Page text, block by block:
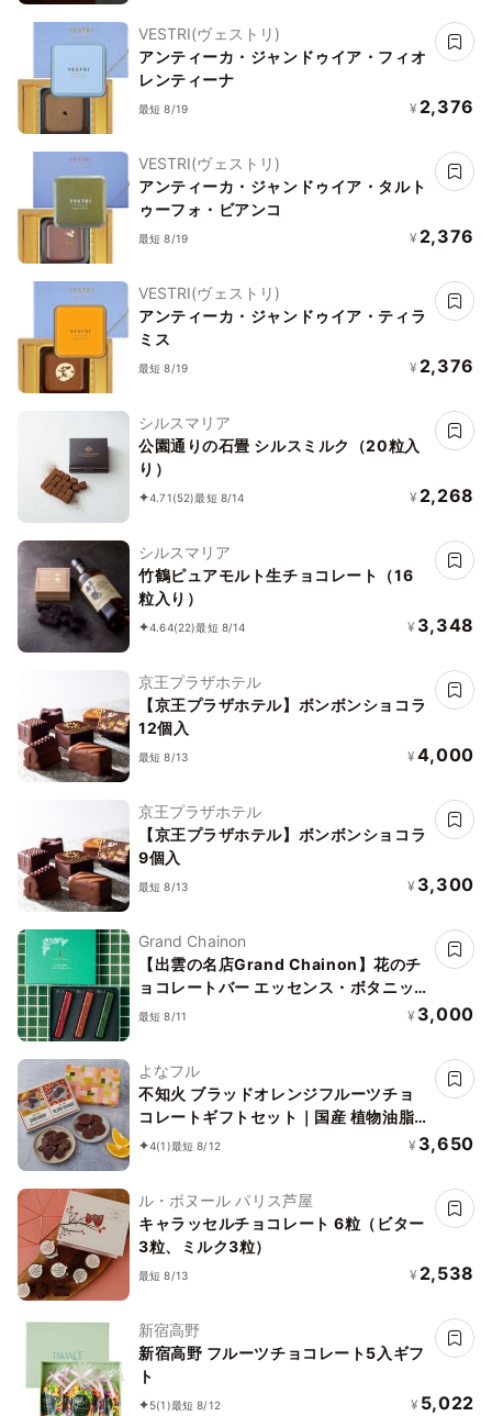
VESTRI(ヴェストリ)
アンティーカ・ジャンドゥイア・フィオ
レンティーナ
最短 8/19 ¥ 2,376
VESTRI(ヴェストリ)
アンティーカ・ジャンドゥイア・タルト
ゥーフォ・ビアンコ
最短 8/19 ¥ 2,376
VESTRI(ヴェストリ)
アンティーカ・ジャンドゥイア・ティラ
ミス
最短 8/19 ¥ 2,376
シルスマリア
公園通りの石畳 シルスミルク（20粒入
り）
4.71(52)最短 8/14 ¥ 2,268
シルスマリア
竹鶴ピュアモルト生チョコレート（16
粒入り）
4.64(22)最短 8/14 ¥ 3,348
京王プラザホテル
【京王プラザホテル】ボンボンショコラ
12個入
最短 8/13 ¥ 4,000
京王プラザホテル
【京王プラザホテル】ボンボンショコラ
9個入
最短 8/13 ¥ 3,300
Grand Chainon
【出雲の名店Grand Chainon】花のチ
ョコレートバー エッセンス・ボタニッ
ク
最短 8/11 ¥ 3,000
よなフル
不知火 ブラッドオレンジフルーツチョ
コレートギフトセット｜国産 植物油脂
不使用カカオ60％ダークチョコレート
4(1)最短 8/12 ¥ 3,650
ル・ボヌール パリス芦屋
キャラッセルチョコレート 6粒（ビター
3粒、ミルク3粒）
最短 8/13 ¥ 2,538
新宿高野
新宿高野 フルーツチョコレート5入ギフ
ト
5(1)最短 8/12 ¥ 5,022